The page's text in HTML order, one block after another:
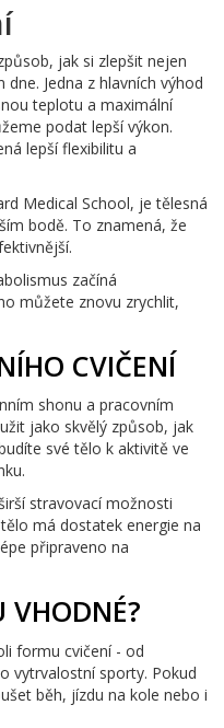
jak si zlepšit nejen
Jedna z hlavních výhod
teplotu a maximální
podat lepší výkon.
lepší flexibilitu a
Medical School, je tělesná
bodě. To znamená, že
začíná
můžete znovu zrychlit,
CVIČENÍ
shonu a pracovním
jako skvělý způsob, jak
své tělo k aktivitě ve
stravovací možnosti
má dostatek energie na
připraveno na
VHODNÉ?
formu cvičení - od
vytrvalostní sporty. Pokud
běh, jízdu na kole nebo i